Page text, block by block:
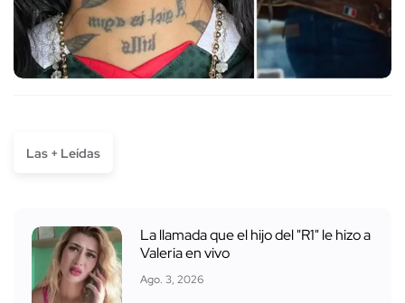
Las + Leídas
La llamada que el hijo del "R1" le hizo a
Valeria en vivo
Ago. 3, 2026